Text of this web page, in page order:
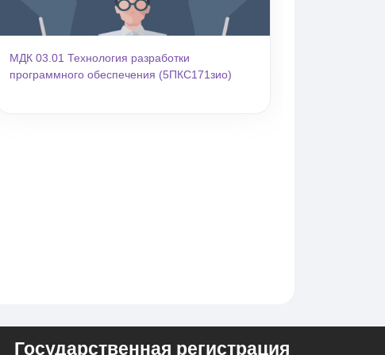
МДК 03.01 Технология разработки
программного обеспечения (5ПКС171зио)
Государственная регистрация